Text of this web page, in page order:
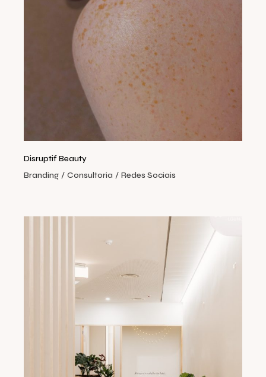
Disruptif Beauty
Branding
Consultoria Redes Sociais